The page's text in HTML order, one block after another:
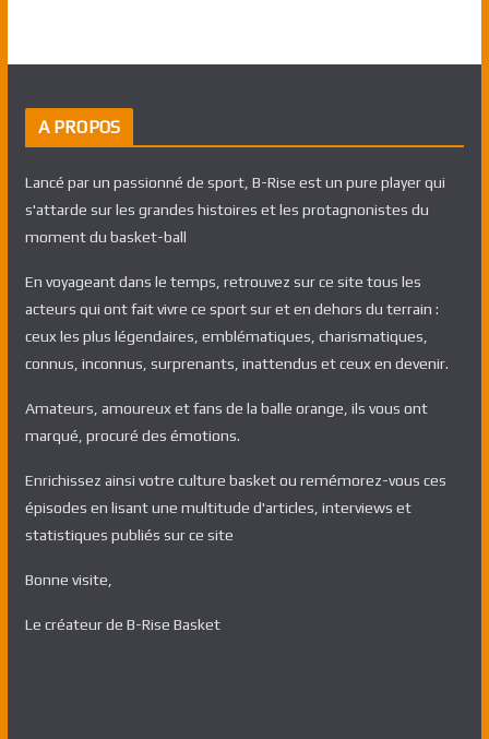
A PROPOS
Lancé par un passionné de sport, B-Rise est un pure player qui
s'attarde sur les grandes histoires et les protagnonistes du
moment du basket-ball
En voyageant dans le temps, retrouvez sur ce site tous les
acteurs qui ont fait vivre ce sport sur et en dehors du terrain :
ceux les plus légendaires, emblématiques, charismatiques,
connus, inconnus, surprenants, inattendus et ceux en devenir.
Amateurs, amoureux et fans de la balle orange, ils vous ont
marqué, procuré des émotions.
Enrichissez ainsi votre culture basket ou remémorez-vous ces
épisodes en lisant une multitude d'articles, interviews et
statistiques publiés sur ce site
Bonne visite,
Le créateur de B-Rise Basket